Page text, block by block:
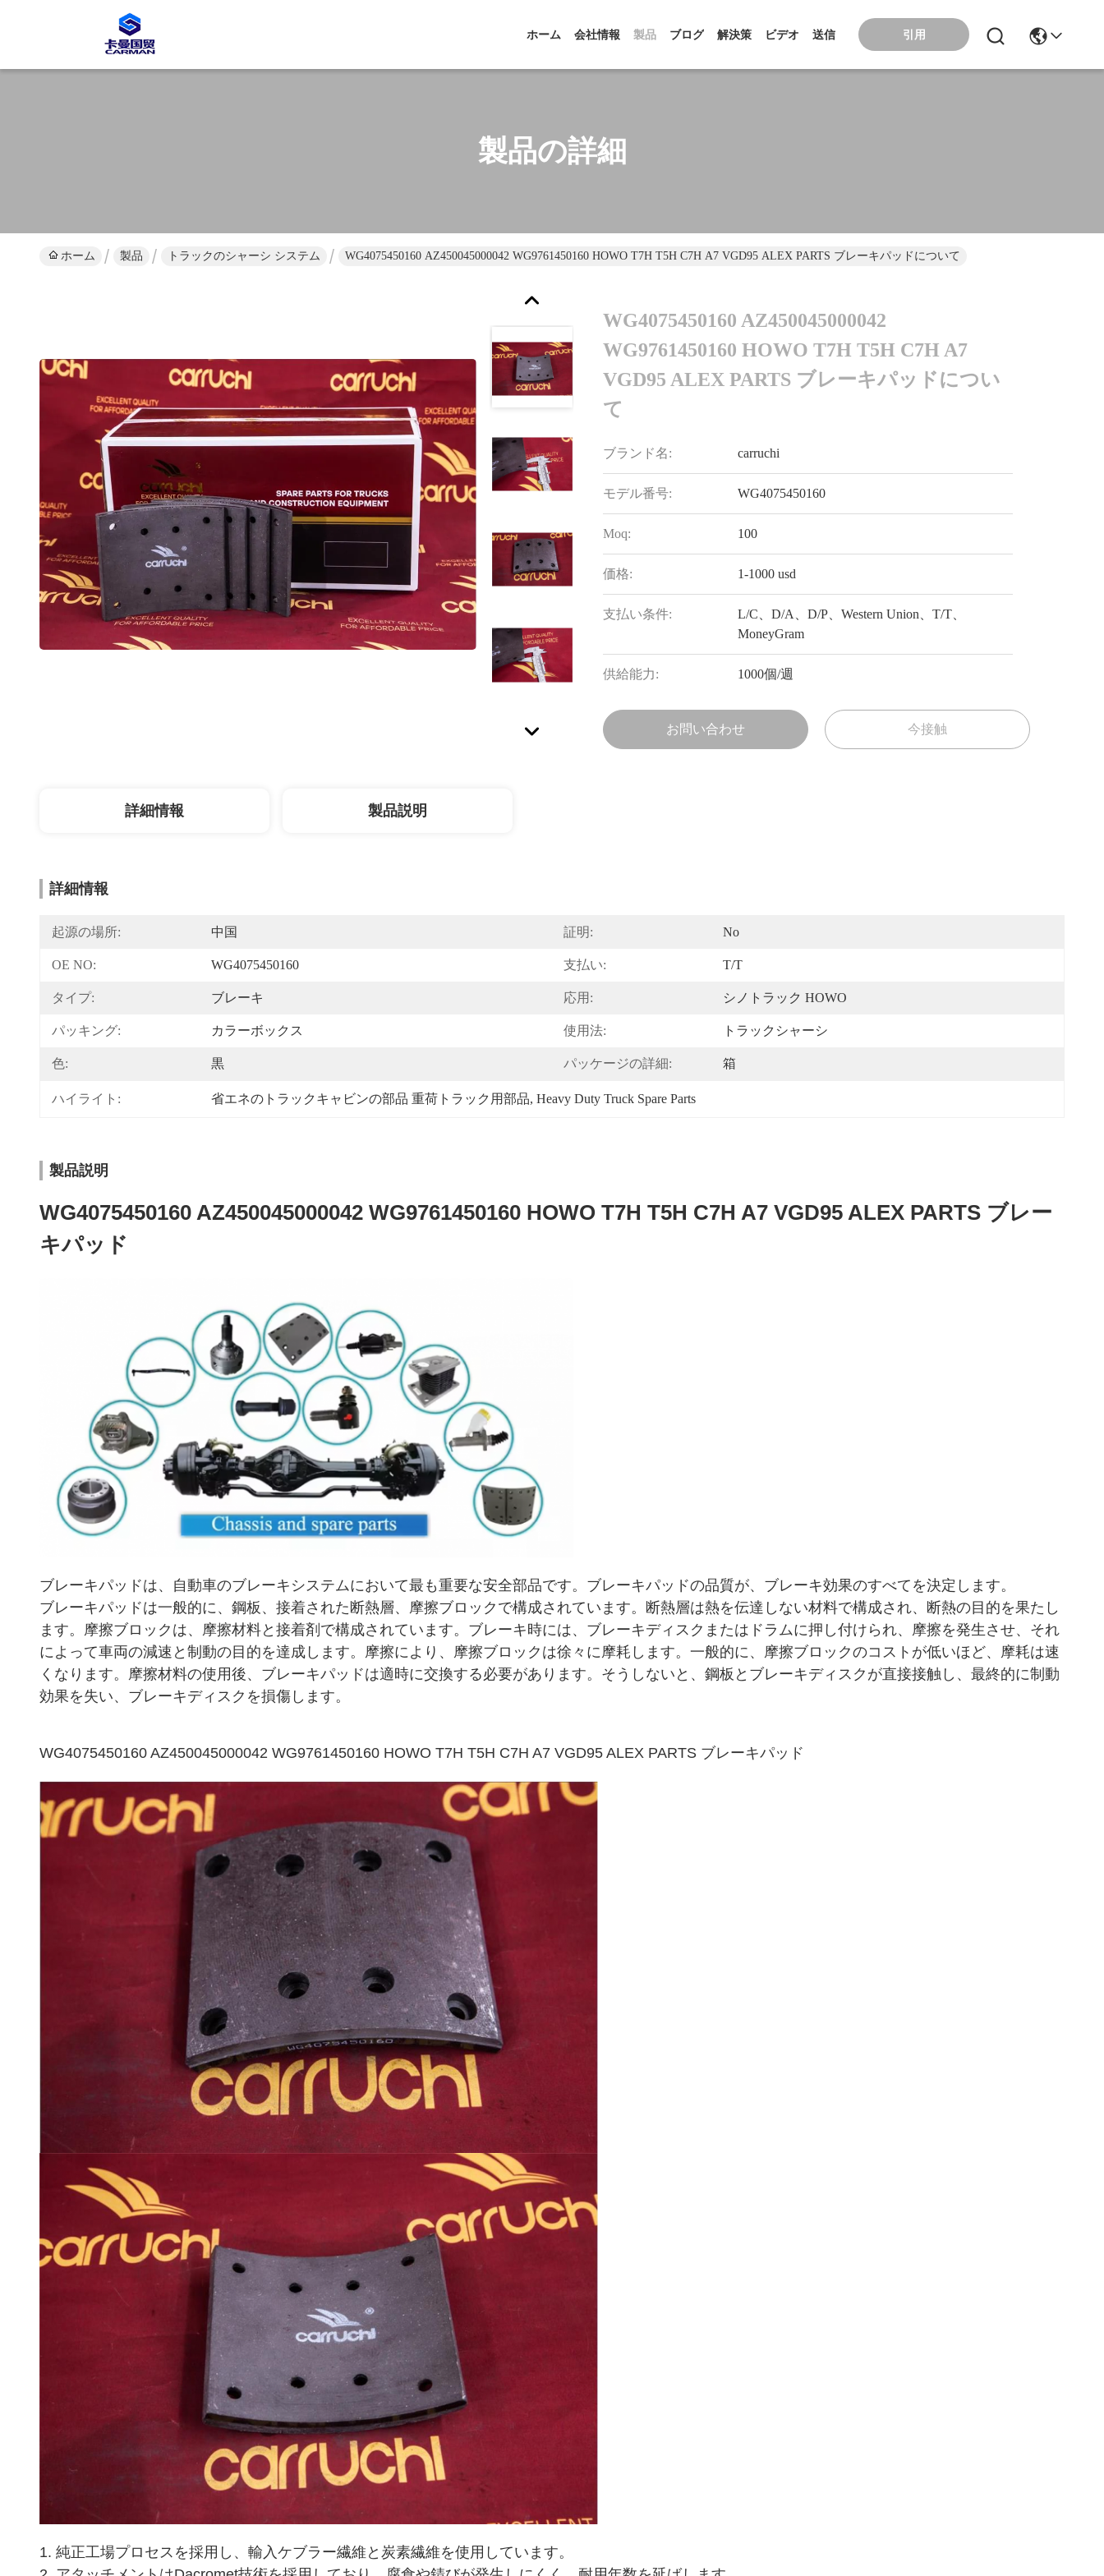
ホーム 会社情報 製品 ブログ 解決策 ビデオ 送信 引用
製品の詳細
ホーム 製品 トラックのシャーシ システム WG4075450160 AZ450045000042 WG9761450160 HOWO T7H T5H C7H A7 VGD95 ALEX PARTS ブレーキパッドについて
WG4075450160 AZ450045000042
WG9761450160 HOWO T7H T5H C7H A7
VGD95 ALEX PARTS ブレーキパッドについ
て
ブランド名: carruchi
モデル番号: WG4075450160
Moq: 100
価格: 1-1000 usd
支払い条件:
L/C、D/A、D/P、Western Union、T/T、
MoneyGram
供給能力: 1000個/週
お問い合わせ 今接触
詳細情報 製品説明
詳細情報
起源の場所: 中国 証明: No
OE NO: WG4075450160 支払い: T/T
タイプ: ブレーキ 応用: シノトラック HOWO
パッキング: カラーボックス 使用法: トラックシャーシ
色: 黒 パッケージの詳細: 箱
ハイライト: 省エネのトラックキャビンの部品 重荷トラック用部品, Heavy Duty Truck Spare Parts
製品説明
WG4075450160 AZ450045000042 WG9761450160 HOWO T7H T5H C7H A7 VGD95 ALEX PARTS ブレー
キパッド
ブレーキパッドは、自動車のブレーキシステムにおいて最も重要な安全部品です。ブレーキパッドの品質が、ブレーキ効果のすべてを決定します。
ブレーキパッドは一般的に、鋼板、接着された断熱層、摩擦ブロックで構成されています。断熱層は熱を伝達しない材料で構成され、断熱の目的を果たし
ます。摩擦ブロックは、摩擦材料と接着剤で構成されています。ブレーキ時には、ブレーキディスクまたはドラムに押し付けられ、摩擦を発生させ、それ
によって車両の減速と制動の目的を達成します。摩擦により、摩擦ブロックは徐々に摩耗します。一般的に、摩擦ブロックのコストが低いほど、摩耗は速
くなります。摩擦材料の使用後、ブレーキパッドは適時に交換する必要があります。そうしないと、鋼板とブレーキディスクが直接接触し、最終的に制動
効果を失い、ブレーキディスクを損傷します。
WG4075450160 AZ450045000042 WG9761450160 HOWO T7H T5H C7H A7 VGD95 ALEX PARTS ブレーキパッド
1. 純正工場プロセスを採用し、輸入ケブラー繊維と炭素繊維を使用しています。